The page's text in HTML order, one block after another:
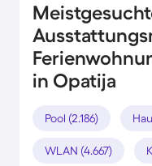
in Opatija
Pool (2.186)
WLAN (4.667)